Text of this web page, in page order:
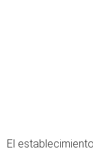
El